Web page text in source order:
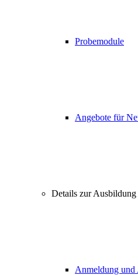
Probemodule
Angebote für
Details zur Ausbildung
Anmeldung und